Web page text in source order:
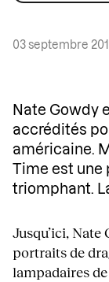
03 septembre
Nate Gowdy
accrédités
américaine.
Time est une
triomphant.
Jusqu’ici,
portraits de
lampadaires